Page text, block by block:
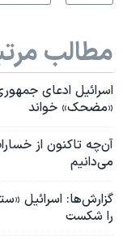
مطالب
اسرائیل ادعای
«مضحک» خواند
آن‌چه تاکنون از
می‌دانیم
گزارش‌ها: اسرائیل
را شکست